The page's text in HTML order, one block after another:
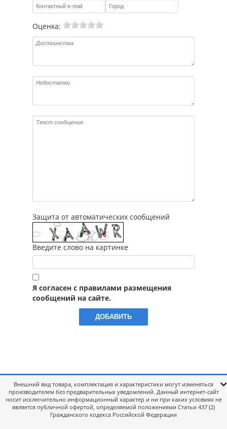
Оценка:
Защита от автоматических сообщений
Введите слово на картинке
Я согласен с правилами размещения
сообщений на сайте.
Внешний вид товара, комплектация и характеристики могут изменяться
производителем без предварительных уведомлений. Данный интернет-сайт
носит исключительно информационный характер и ни при каких условиях не
является публичной офертой, определяемой положениями Статьи 437 (2)
Гражданского кодекса Российской Федерации